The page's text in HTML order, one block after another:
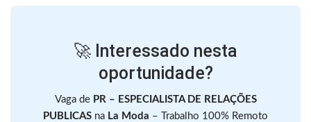
🚀 Interessado nesta
oportunidade?
Vaga de PR – ESPECIALISTA DE RELAÇÕES
PUBLICAS na La Moda – Trabalho 100% Remoto